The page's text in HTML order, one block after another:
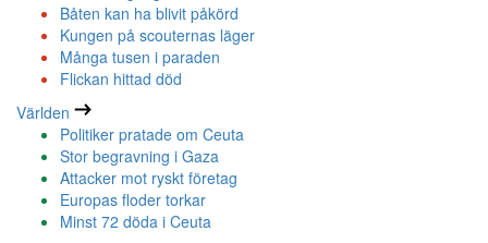
Båten kan ha blivit påkörd
Kungen på scouternas läger
Många tusen i paraden
Flickan hittad död
Världen
Politiker pratade om Ceuta
Stor begravning i Gaza
Attacker mot ryskt företag
Europas floder torkar
Minst 72 döda i Ceuta